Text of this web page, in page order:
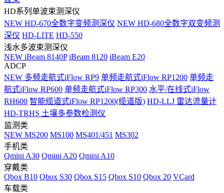
HD系列单波束测深仪
NEW HD-670全数字变频测深仪 NEW HD-680全数字双变频测
深仪 HD-LITE HD-550
浅水多波束测深仪
NEW iBeam 8140P iBeam 8120 iBeam E20
ADCP
NEW 多频走航式iFlow RP9 单频走航式iFlow RP1200 单频走
航式iFlow RP600 单频走航式iFlow RP300 水平/在线式iFlow
RH600 智能缆道式iFlow RP1200(缆道版) HD-LLJ 雷达流量计
HD-TRHS 土壤多参数检测仪
监测类
NEW MS200 MS100 MS401/451 MS302
手机类
Qmini A30 Qmini A20 Qmini A10
穿戴类
Qbox B10 Qbox S30 Qbox S15 Qbox S10 Qbox 20 VCard
车载类